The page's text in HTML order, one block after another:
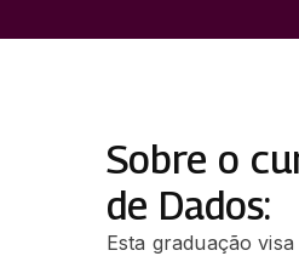
Sobre o
de Dados:
Esta graduação